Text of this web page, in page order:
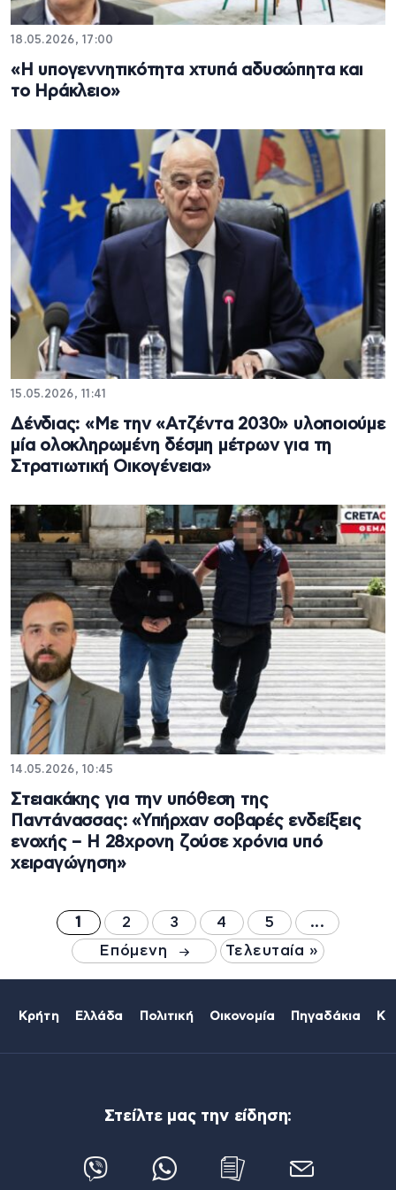
18.05.2026, 17:00
«Η υπογεννητικότητα χτυπά αδυσώπητα και
το Ηράκλειο»
15.05.2026, 11:41
Δένδιας: «Με την «Ατζέντα 2030» υλοποιούμε
μία ολοκληρωμένη δέσμη μέτρων για τη
Στρατιωτική Οικογένεια»
14.05.2026, 10:45
Στειακάκης για την υπόθεση της
Παντάνασσας: «Υπήρχαν σοβαρές ενδείξεις
ενοχής – Η 28χρονη ζούσε χρόνια υπό
χειραγώγηση»
1 2 3 4 5
...
Επόμενη
Τελευταία »
Κρήτη Ελλάδα Πολιτική Οικονομία Πηγαδάκια
Στείλτε μας την είδηση: